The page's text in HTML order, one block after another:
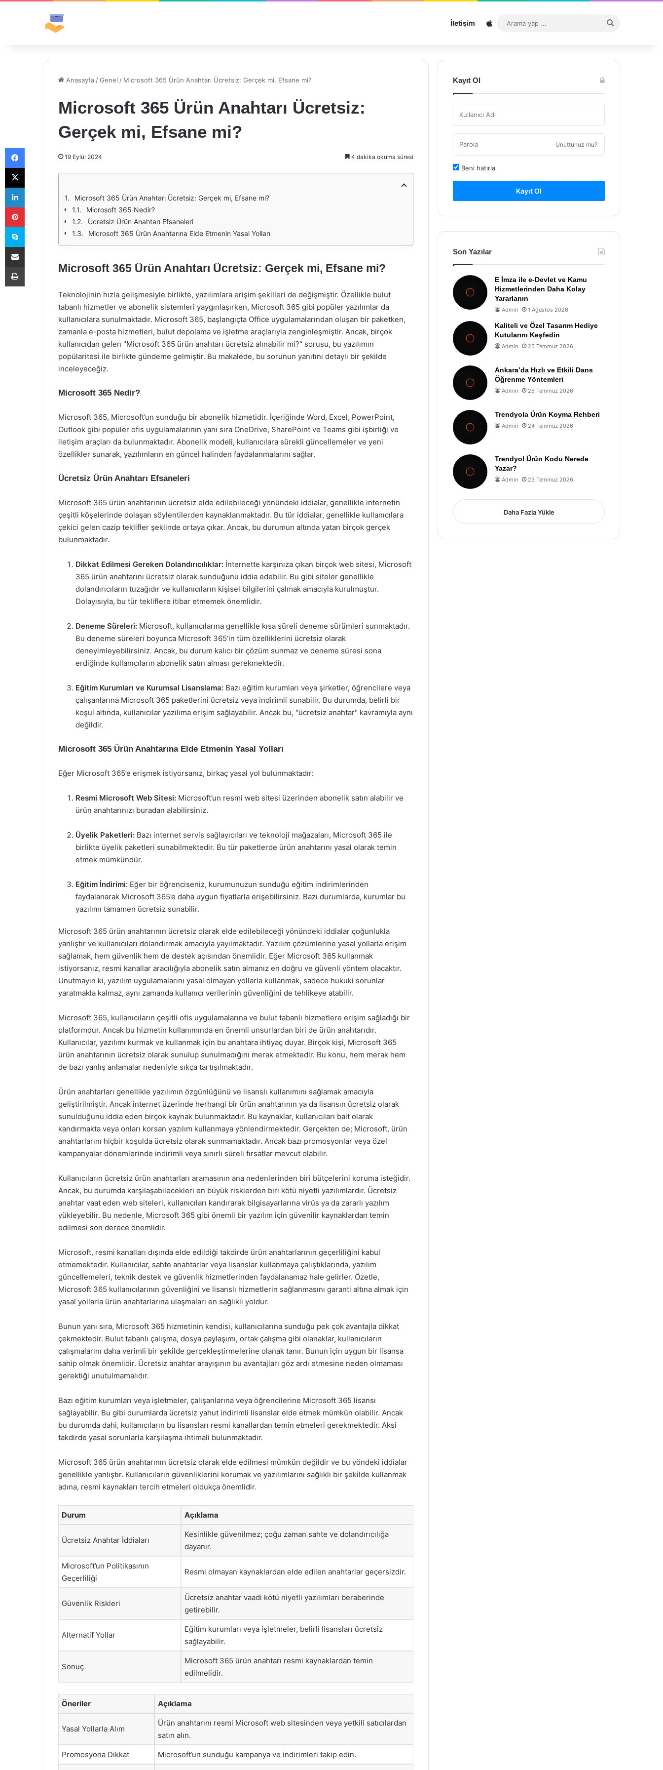
İletişim Sitemap
...
Anasayfa /Genel / Microsoft 365 Ürün Anahtarı Ücretsiz: Gerçek mi, Efsane mi?
Microsoft 365 Ürün Anahtarı Ücretsiz:
Gerçek mi, Efsane mi?
19 Eylül 2024 4 dakika okuma süresi
Microsoft 365 Ürün Anahtarı Ücretsiz: Gerçek mi, Efsane mi?
Microsoft 365 Nedir?
Ücretsiz Ürün Anahtarı Efsaneleri
Microsoft 365 Ürün Anahtarına Elde Etmenin Yasal Yolları
Microsoft 365 Ürün Anahtarı Ücretsiz: Gerçek mi, Efsane mi?
Teknolojinin hızla gelişmesiyle birlikte, yazılımlara erişim şekilleri de değişmiştir. Özellikle bulut
tabanlı hizmetler ve abonelik sistemleri yaygınlaşırken, Microsoft 365 gibi popüler yazılımlar da
kullanıcılara sunulmaktadır. Microsoft 365, başlangıçta Office uygulamalarından oluşan bir paketken,
zamanla e-posta hizmetleri, bulut depolama ve işletme araçlarıyla zenginleşmiştir. Ancak, birçok
kullanıcıdan gelen "Microsoft 365 ürün anahtarı ücretsiz alınabilir mi?" sorusu, bu yazılımın
popülaritesi ile birlikte gündeme gelmiştir. Bu makalede, bu sorunun yanıtını detaylı bir şekilde
inceleyeceğiz.
Microsoft 365 Nedir?
Microsoft 365, Microsoft’un sunduğu bir abonelik hizmetidir. İçeriğinde Word, Excel, PowerPoint,
Outlook gibi popüler ofis uygulamalarının yanı sıra OneDrive, SharePoint ve Teams gibi işbirliği ve
iletişim araçları da bulunmaktadır. Abonelik modeli, kullanıcılara sürekli güncellemeler ve yeni
özellikler sunarak, yazılımların en güncel halinden faydalanmalarını sağlar.
Ücretsiz Ürün Anahtarı Efsaneleri
Microsoft 365 ürün anahtarının ücretsiz elde edilebileceği yönündeki iddialar, genellikle internetin
çeşitli köşelerinde dolaşan söylentilerden kaynaklanmaktadır. Bu tür iddialar, genellikle kullanıcılara
çekici gelen cazip teklifler şeklinde ortaya çıkar. Ancak, bu durumun altında yatan birçok gerçek
bulunmaktadır.
Dikkat Edilmesi Gereken Dolandırıcılıklar: İnternette karşınıza çıkan birçok web sitesi, Microsoft
365 ürün anahtarını ücretsiz olarak sunduğunu iddia edebilir. Bu gibi siteler genellikle
dolandırıcıların tuzağıdır ve kullanıcıların kişisel bilgilerini çalmak amacıyla kurulmuştur.
Dolayısıyla, bu tür tekliflere itibar etmemek önemlidir.
Deneme Süreleri: Microsoft, kullanıcılarına genellikle kısa süreli deneme sürümleri sunmaktadır.
Bu deneme süreleri boyunca Microsoft 365’in tüm özelliklerini ücretsiz olarak
deneyimleyebilirsiniz. Ancak, bu durum kalıcı bir çözüm sunmaz ve deneme süresi sona
erdiğinde kullanıcıların abonelik satın alması gerekmektedir.
Eğitim Kurumları ve Kurumsal Lisanslama: Bazı eğitim kurumları veya şirketler, öğrencilere veya
çalışanlarına Microsoft 365 paketlerini ücretsiz veya indirimli sunabilir. Bu durumda, belirli bir
koşul altında, kullanıcılar yazılıma erişim sağlayabilir. Ancak bu, "ücretsiz anahtar" kavramıyla aynı
değildir.
Microsoft 365 Ürün Anahtarına Elde Etmenin Yasal Yolları
Eğer Microsoft 365’e erişmek istiyorsanız, birkaç yasal yol bulunmaktadır:
Resmi Microsoft Web Sitesi: Microsoft’un resmi web sitesi üzerinden abonelik satın alabilir ve
ürün anahtarınızı buradan alabilirsiniz.
Üyelik Paketleri: Bazı internet servis sağlayıcıları ve teknoloji mağazaları, Microsoft 365 ile
birlikte üyelik paketleri sunabilmektedir. Bu tür paketlerde ürün anahtarını yasal olarak temin
etmek mümkündür.
Eğitim İndirimi: Eğer bir öğrenciseniz, kurumunuzun sunduğu eğitim indirimlerinden
faydalanarak Microsoft 365’e daha uygun fiyatlarla erişebilirsiniz. Bazı durumlarda, kurumlar bu
yazılımı tamamen ücretsiz sunabilir.
Microsoft 365 ürün anahtarının ücretsiz olarak elde edilebileceği yönündeki iddialar çoğunlukla
yanlıştır ve kullanıcıları dolandırmak amacıyla yayılmaktadır. Yazılım çözümlerine yasal yollarla erişim
sağlamak, hem güvenlik hem de destek açısından önemlidir. Eğer Microsoft 365 kullanmak
istiyorsanız, resmi kanallar aracılığıyla abonelik satın almanız en doğru ve güvenli yöntem olacaktır.
Unutmayın ki, yazılım uygulamalarını yasal olmayan yollarla kullanmak, sadece hukuki sorunlar
yaratmakla kalmaz, aynı zamanda kullanıcı verilerinin güvenliğini de tehlikeye atabilir.
Microsoft 365, kullanıcıların çeşitli ofis uygulamalarına ve bulut tabanlı hizmetlere erişim sağladığı bir
platformdur. Ancak bu hizmetin kullanımında en önemli unsurlardan biri de ürün anahtarıdır.
Kullanıcılar, yazılımı kurmak ve kullanmak için bu anahtara ihtiyaç duyar. Birçok kişi, Microsoft 365
ürün anahtarının ücretsiz olarak sunulup sunulmadığını merak etmektedir. Bu konu, hem merak hem
de bazı yanlış anlamalar nedeniyle sıkça tartışılmaktadır.
Ürün anahtarları genellikle yazılımın özgünlüğünü ve lisanslı kullanımını sağlamak amacıyla
geliştirilmiştir. Ancak internet üzerinde herhangi bir ürün anahtarının ya da lisansın ücretsiz olarak
sunulduğunu iddia eden birçok kaynak bulunmaktadır. Bu kaynaklar, kullanıcıları bait olarak
kandırmakta veya onları korsan yazılım kullanmaya yönlendirmektedir. Gerçekten de; Microsoft, ürün
anahtarlarını hiçbir koşulda ücretsiz olarak sunmamaktadır. Ancak bazı promosyonlar veya özel
kampanyalar dönemlerinde indirimli veya sınırlı süreli fırsatlar mevcut olabilir.
Kullanıcıların ücretsiz ürün anahtarları aramasının ana nedenlerinden biri bütçelerini koruma isteğidir.
Ancak, bu durumda karşılaşabilecekleri en büyük risklerden biri kötü niyetli yazılımlardır. Ücretsiz
anahtar vaat eden web siteleri, kullanıcıları kandırarak bilgisayarlarına virüs ya da zararlı yazılım
yükleyebilir. Bu nedenle, Microsoft 365 gibi önemli bir yazılım için güvenilir kaynaklardan temin
edilmesi son derece önemlidir.
Microsoft, resmi kanalları dışında elde edildiği takdirde ürün anahtarlarının geçerliliğini kabul
etmemektedir. Kullanıcılar, sahte anahtarlar veya lisanslar kullanmaya çalıştıklarında, yazılım
güncellemeleri, teknik destek ve güvenlik hizmetlerinden faydalanamaz hale gelirler. Özetle,
Microsoft 365 kullanıcılarının güvenliğini ve lisanslı hizmetlerin sağlanmasını garanti altına almak için
yasal yollarla ürün anahtarlarına ulaşmaları en sağlıklı yoldur.
Bunun yanı sıra, Microsoft 365 hizmetinin kendisi, kullanıcılarına sunduğu pek çok avantajla dikkat
çekmektedir. Bulut tabanlı çalışma, dosya paylaşımı, ortak çalışma gibi olanaklar, kullanıcıların
çalışmalarını daha verimli bir şekilde gerçekleştirmelerine olanak tanır. Bunun için uygun bir lisansa
sahip olmak önemlidir. Ücretsiz anahtar arayışının bu avantajları göz ardı etmesine neden olmaması
gerektiği unutulmamalıdır.
Bazı eğitim kurumları veya işletmeler, çalışanlarına veya öğrencilerine Microsoft 365 lisansı
sağlayabilir. Bu gibi durumlarda ücretsiz yahut indirimli lisanslar elde etmek mümkün olabilir. Ancak
bu durumda dahi, kullanıcıların bu lisansları resmi kanallardan temin etmeleri gerekmektedir. Aksi
takdirde yasal sorunlarla karşılaşma ihtimali bulunmaktadır.
Microsoft 365 ürün anahtarının ücretsiz olarak elde edilmesi mümkün değildir ve bu yöndeki iddialar
genellikle yanlıştır. Kullanıcıların güvenliklerini korumak ve yazılımlarını sağlıklı bir şekilde kullanmak
adına, resmi kaynakları tercih etmeleri oldukça önemlidir.
Durum Açıklama
Ücretsiz Anahtar İddiaları
Kesinlikle güvenilmez; çoğu zaman sahte ve dolandırıcılığa
dayanır.
Microsoft’un Politikasının
Geçerliliği
Resmi olmayan kaynaklardan elde edilen anahtarlar geçersizdir.
Güvenlik Riskleri
Ücretsiz anahtar vaadi kötü niyetli yazılımları beraberinde
getirebilir.
Alternatif Yollar
Eğitim kurumları veya işletmeler, belirli lisansları ücretsiz
sağlayabilir.
Sonuç
Microsoft 365 ürün anahtarı resmi kaynaklardan temin
edilmelidir.
Öneriler Açıklama
Yasal Yollarla Alım
Ürün anahtarını resmi Microsoft web sitesinden veya yetkili satıcılardan
satın alın.
Promosyona Dikkat Microsoft’un sunduğu kampanya ve indirimleri takip edin.
Kayıt Ol
Unuttunuz mu?
Beni hatırla
Kayıt Ol
Son Yazılar
E İmza ile e-Devlet ve Kamu
Hizmetlerinden Daha Kolay
Yararlanın
Admin 1 Ağustos 2026
Kaliteli ve Özel Tasarım Hediye
Kutularını Keşfedin
Admin 25 Temmuz 2026
Ankara’da Hızlı ve Etkili Dans
Öğrenme Yöntemleri
Admin 25 Temmuz 2026
Trendyola Ürün Koyma Rehberi
Admin 24 Temmuz 2026
Trendyol Ürün Kodu Nerede
Yazar?
Admin 23 Temmuz 2026
Daha Fazla Yükle
Facebook
X
LinkedIn
Pinterest
Skype
E-Posta ile paylaş